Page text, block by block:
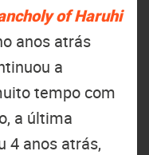
of Haruhi
anos atrás
a
tempo com
a última
4 anos atrás,